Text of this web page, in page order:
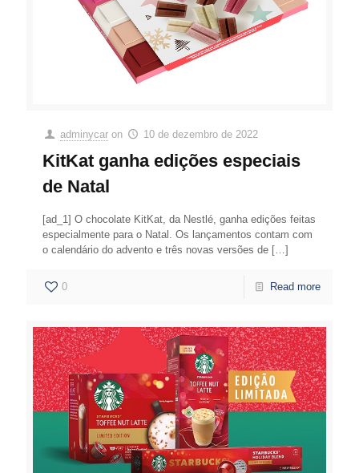
adminycar on 10 de dezembro de 2022
KitKat ganha edições especiais
de Natal
[ad_1] O chocolate KitKat, da Nestlé, ganha edições feitas
especialmente para o Natal. Os lançamentos contam com
o calendário do advento e três novas versões de […]
0 Read more